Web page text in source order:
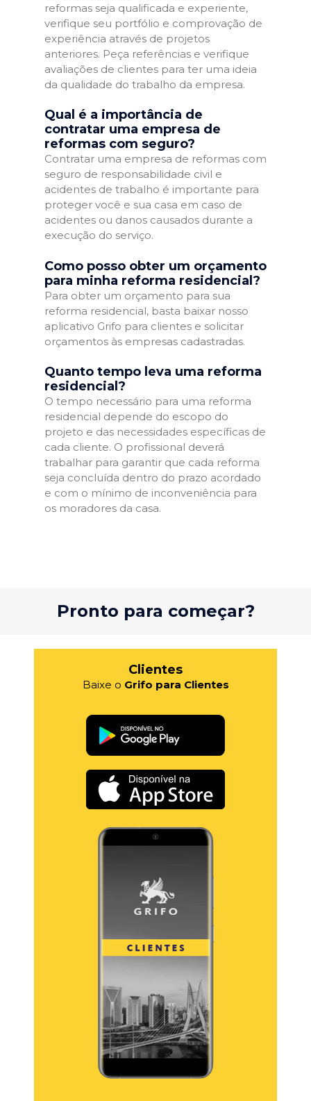
reformas seja qualificada e experiente,
verifique seu portfólio e comprovação de
experiência através de projetos
anteriores. Peça referências e verifique
avaliações de clientes para ter uma ideia
da qualidade do trabalho da empresa.
Qual é a importância de
contratar uma empresa de
reformas com seguro?
Contratar uma empresa de reformas com
seguro de responsabilidade civil e
acidentes de trabalho é importante para
proteger você e sua casa em caso de
acidentes ou danos causados durante a
execução do serviço.
Como posso obter um orçamento
para minha reforma residencial?
Para obter um orçamento para sua
reforma residencial, basta baixar nosso
aplicativo Grifo para clientes e solicitar
orçamentos às empresas cadastradas.
Quanto tempo leva uma reforma
residencial?
O tempo necessário para uma reforma
residencial depende do escopo do
projeto e das necessidades específicas de
cada cliente. O profissional deverá
trabalhar para garantir que cada reforma
seja concluída dentro do prazo acordado
e com o mínimo de inconveniência para
os moradores da casa.
Pronto para começar?
Clientes
Baixe o Grifo para Clientes